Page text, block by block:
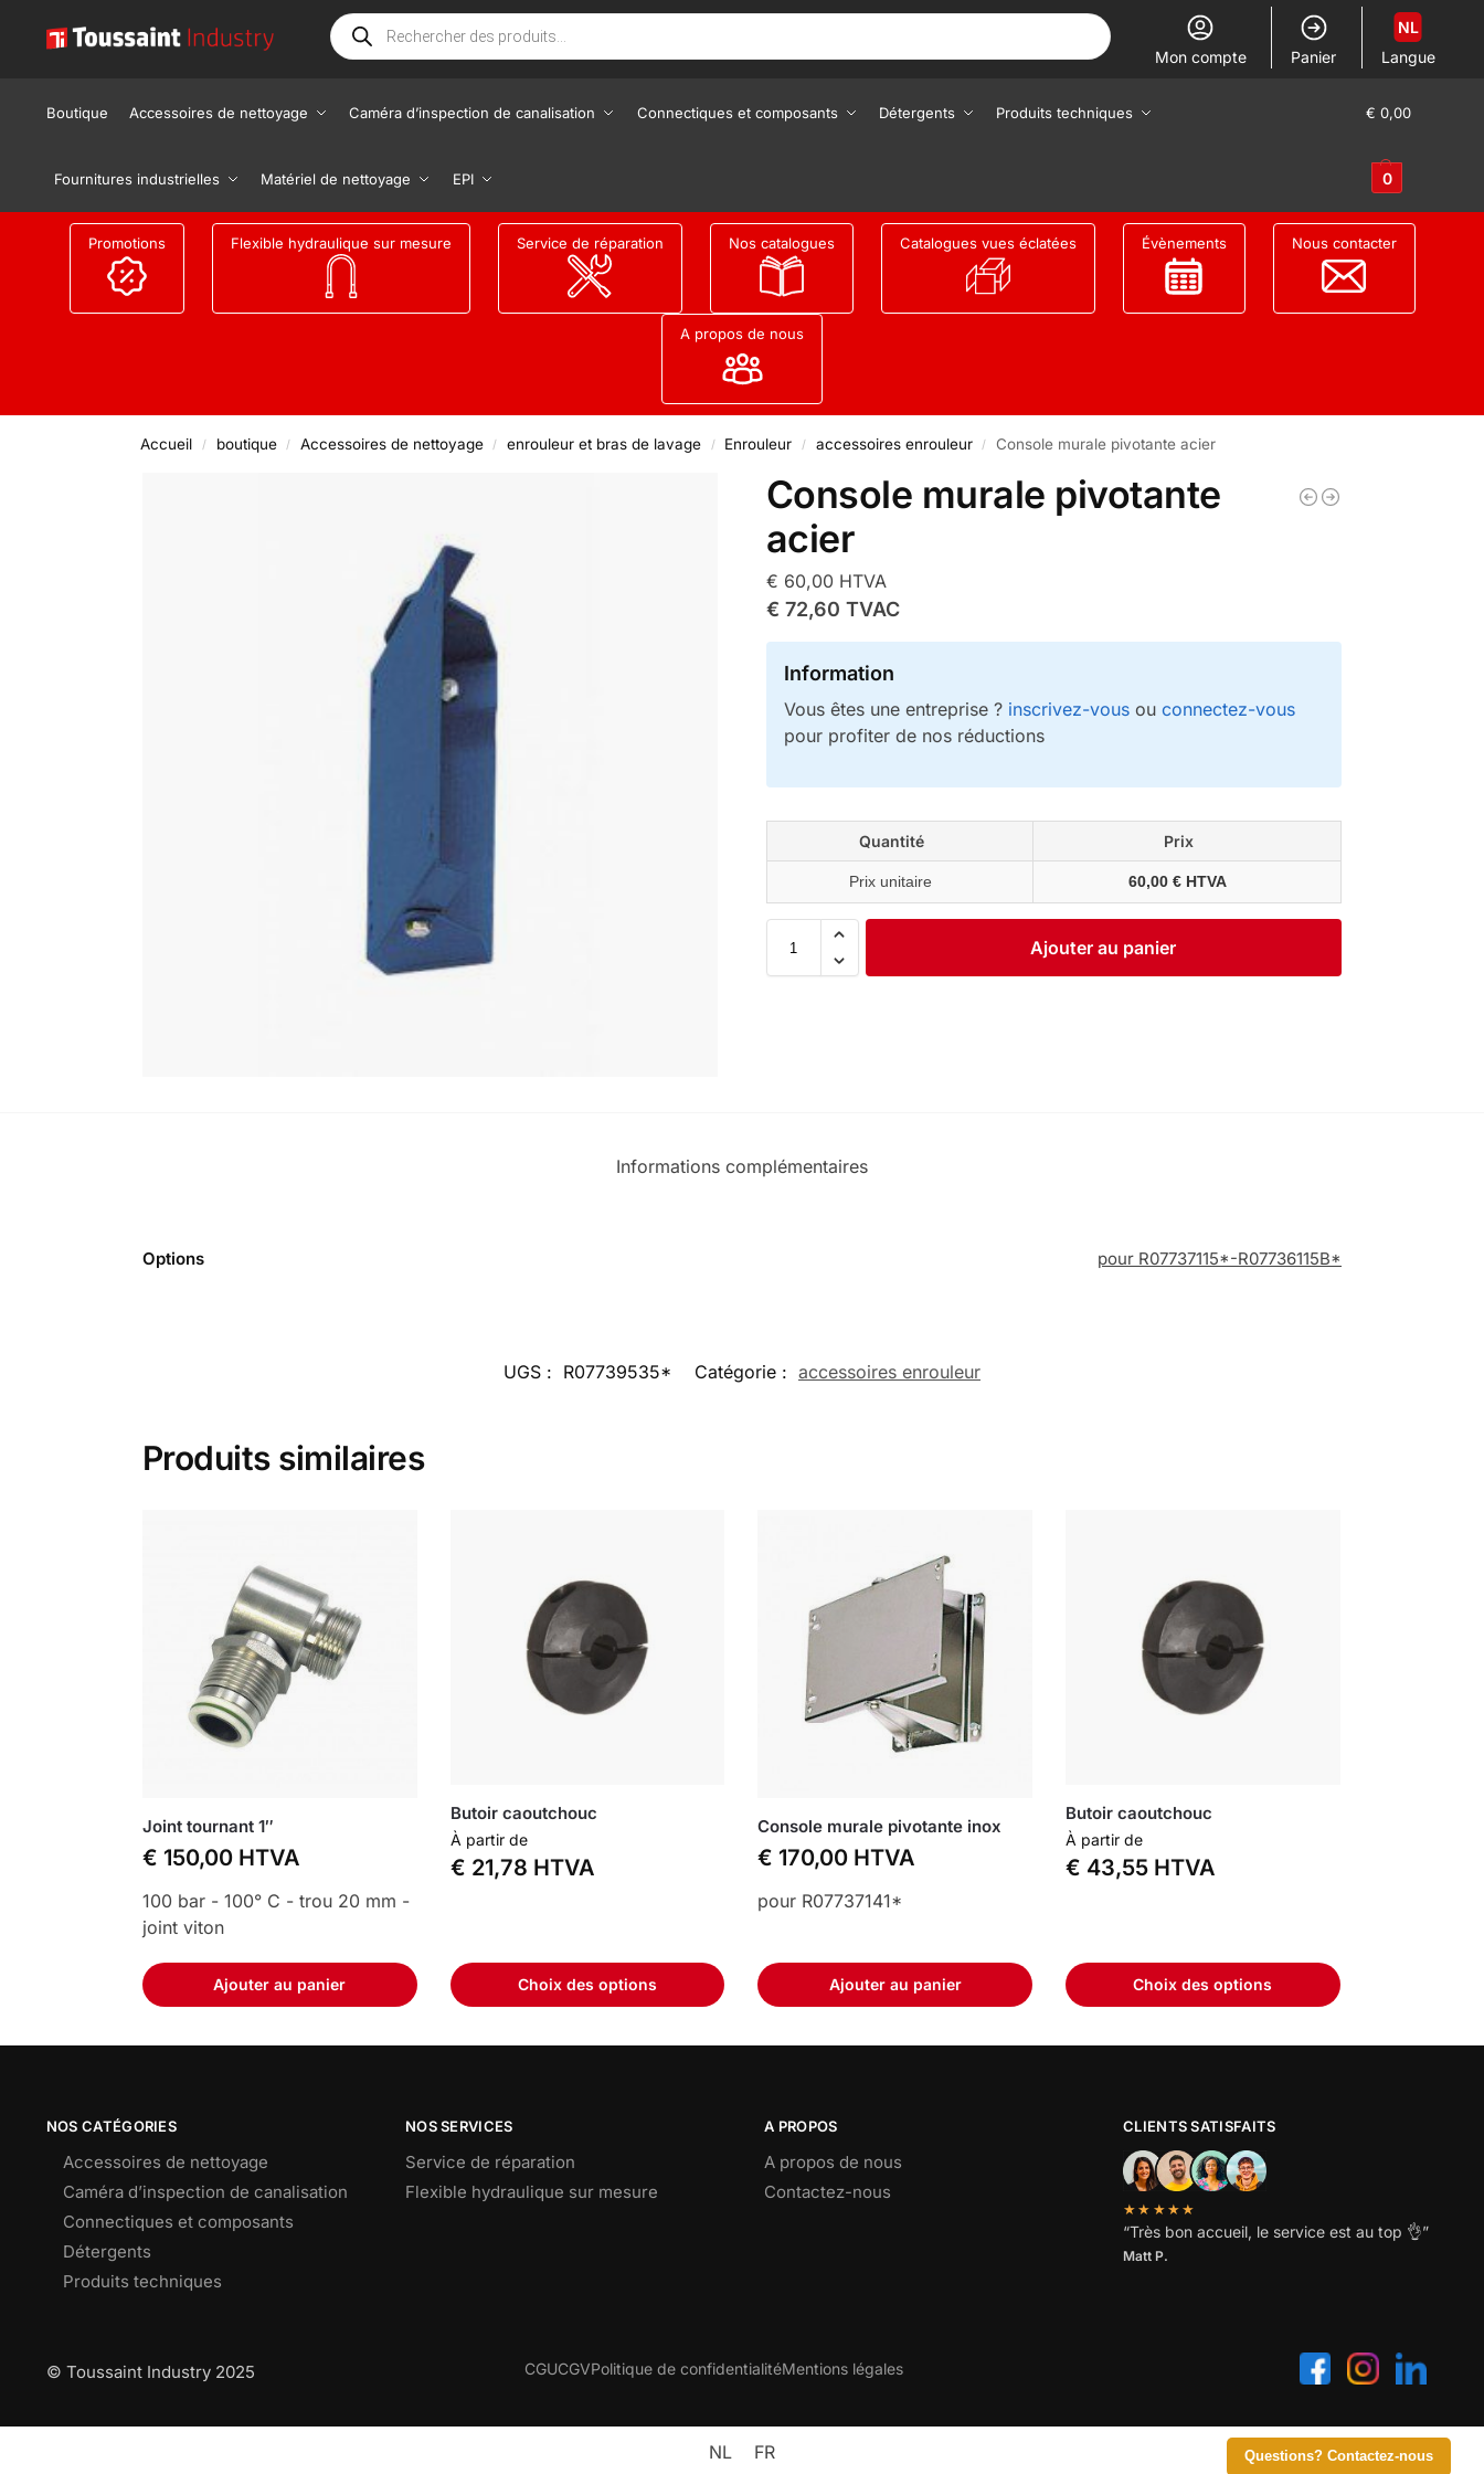
Mon compte Panier Langue
NL
Boutique Accessoires de nettoyage Caméra d’inspection de canalisation Connectiques et composants Détergents Produits techniques
Fournitures industrielles Matériel de nettoyage EPI
€ 0,00
0
Promotions Flexible hydraulique sur mesure Service de réparation Nos catalogues Catalogues vues éclatées Évènements Nous contacter
A propos de nous
Accueil / boutique / Accessoires de nettoyage / enrouleur et bras de lavage / Enrouleur / accessoires enrouleur / Console murale pivotante acier
Console murale pivotante
acier
€ 60,00 HTVA
€ 72,60 TVAC
Information
Vous êtes une entreprise ? inscrivez-vousou connectez-vous
pour profiter de nos réductions
Quantité Prix
Prix unitaire 60,00 € HTVA
Ajouter au panier
Questions? Contactez-nous
Informations complémentaires
Options pour R07737115*-R07736115B*
UGS : R07739535* Catégorie : accessoires enrouleur
Produits similaires
Joint tournant 1″
€ 150,00 HTVA
Ajouter au panier
100 bar - 100° C - trou 20 mm -
joint viton
Butoir caoutchouc
À partir de
€ 21,78 HTVA
Choix des options
Console murale pivotante inox
€ 170,00 HTVA
Ajouter au panier
pour R07737141*
Butoir caoutchouc
À partir de
€ 43,55 HTVA
Choix des options
NOS CATÉGORIES
Accessoires de nettoyage
Caméra d’inspection de canalisation
Connectiques et composants
Détergents
Produits techniques
NOS SERVICES
Service de réparation
Flexible hydraulique sur mesure
A PROPOS
A propos de nous
Contactez-nous
CLIENTS SATISFAITS
★★★★★
“Très bon accueil, le service est au top 👌”
Matt P.
© Toussaint Industry 2025 CGUCGVPolitique de confidentialitéMentions légales
NL FR